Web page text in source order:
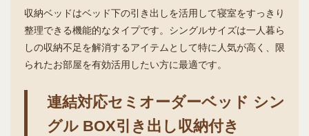
収納ベッドはベッド下の引き出しを活用して寝室をすっきり
整理できる機能的なタイプです。シングルサイズは一人暮ら
しの収納不足を解消するアイテムとして特に人気が高く、限
られたお部屋を有効活用したい方に最適です。
連結対応セミオーダーベッド シン
グル BOX引き出し収納付き